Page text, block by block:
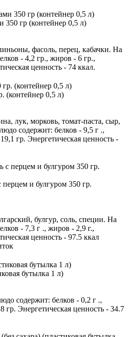
гр (контейнер 0,5 л)
фасоль, перец, кабачки. На
- 4,2 гр., жиров - 6 гр.,
ценность - 74 ккал.
(контейнер 0,5 л)
лук, морковь, томат-паста, сыр,
содержит: белков - 9,5 г .,
гр. Энергетическая ценность -
и булгуром 350 гр.
булгур, соль, специи. На
- 7,3 г ., жиров - 2,9 г.,
ценность - 97.5 ккал
бутылка 1 л)
содержит: белков - 0,2 г .,
гр. Энергетическая ценность - 34.7